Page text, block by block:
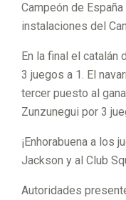
Campeón de
instalaciones del
En la final el catalán
3 juegos a 1. El
tercer puesto al
Zunzunegui por 3
¡Enhorabuena a los
Jackson y al Club
Autoridades